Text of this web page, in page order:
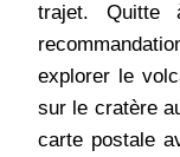
trajet.
explorer le
sur le cratère
carte postale